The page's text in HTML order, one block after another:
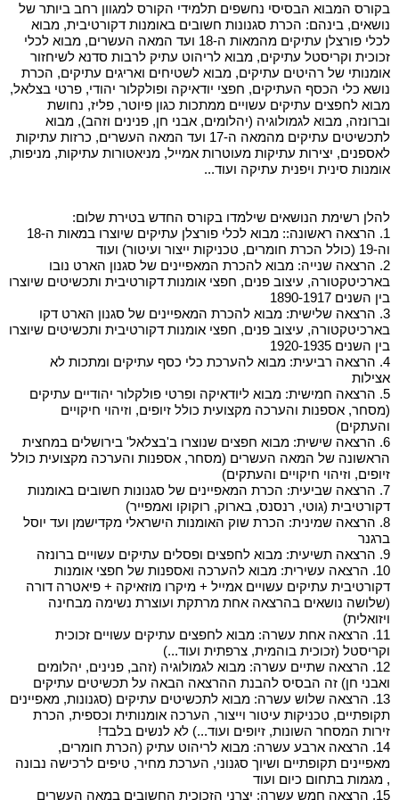
בקורס המבוא הבסיסי נחשפים תלמידי הקורס למגוון רחב ביותר של
נושאים, בינהם: הכרת סגנונות חשובים באומנות דקורטיבית, מבוא
לכלי פורצלן עתיקים מהמאות ה-18 ועד המאה העשרים, מבוא לכלי
זכוכית וקריסטל עתיקים, מבוא לריהוט עתיק לרבות סדנא לשיחזור
אומנותי של רהיטים עתיקים, מבוא לשטיחים ואריגים עתיקים, הכרת
נושא כלי הכסף העתיקים, חפצי יודאיקה ופולקלור יהודי, פרטי בצלאל,
מבוא לחפצים עתיקים עשויים ממתכות כגון פיוטר, פליז, נחושת
וברונזה, מבוא לגמולוגיה (יהלומים, אבני חן, פנינים וזהב), מבוא
לתכשיטים עתיקים מהמאה ה-17 ועד המאה העשרים, כרזות עתיקות
לאספנים, יצירות עתיקות מעוטרות אמייל, מניאטורות עתיקות, מניפות,
אומנות סינית ויפנית עתיקה ועוד...
להלן רשימת הנושאים שילמדו בקורס החדש בטירת שלום:
1. הרצאה ראשונה:: מבוא לכלי פורצלן עתיקים שיוצרו במאות ה-18
וה-19 (כולל הכרת חומרים, טכניקות ייצור ועיטור) ועוד
2. הרצאה שנייה: מבוא להכרת המאפיינים של סגנון הארט נובו
בארכיטקטורה, עיצוב פנים, חפצי אומנות דקורטיבית ותכשיטים שיוצרו
בין השנים 1890-1917
3. הרצאה שלישית: מבוא להכרת המאפיינים של סגנון הארט דקו
בארכיטקטורה, עיצוב פנים, חפצי אומנות דקורטיבית ותכשיטים שיוצרו
בין השנים 1920-1935
4. הרצאה רביעית: מבוא להערכת כלי כסף עתיקים ומתכות לא
אצילות
5. הרצאה חמישית: מבוא ליודאיקה ופרטי פולקלור יהודיים עתיקים
(מסחר, אספנות והערכה מקצועית כולל זיופים, וזיהוי חיקויים
והעתקים)
6. הרצאה שישית: מבוא חפצים שנוצרו ב'בצלאל' בירושלים במחצית
הראשונה של המאה העשרים (מסחר, אספנות והערכה מקצועית כולל
זיופים, וזיהוי חיקויים והעתקים)
7. הרצאה שביעית: הכרת המאפיינים של סגנונות חשובים באומנות
דקורטיבית (גוטי, רנסנס, בארוק, רוקוקו ואמפייר)
8. הרצאה שמינית: הכרת שוק האומנות הישראלי מקדישמן ועד יוסל
ברגנר
9. הרצאה תשיעית: מבוא לחפצים ופסלים עתיקים עשויים ברונזה
10. הרצאה עשירית: מבוא להערכה ואספנות של חפצי אומנות
דקורטיבית עתיקים עשויים אמייל + מיקרו מוזאיקה + פיאטרה דורה
(שלושה נושאים בהרצאה אחת מרתקת ועוצרת נשימה מבחינה
ויזואלית)
11. הרצאה אחת עשרה: מבוא לחפצים עתיקים עשויים זכוכית
וקריסטל (זכוכית בוהמית, צרפתית ועוד...)
12. הרצאה שתיים עשרה: מבוא לגמולוגיה (זהב, פנינים, יהלומים
ואבני חן) זה הבסיס להבנת ההרצאה הבאה על תכשיטים עתיקים
13. הרצאה שלוש עשרה: מבוא לתכשיטים עתיקים (סגנונות, מאפיינים
תקופתיים, טכניקות עיטור וייצור, הערכה אומנותית וכספית, הכרת
זירות המסחר השונות, זיופים ועוד...) לא לנשים בלבד!
14. הרצאה ארבע עשרה: מבוא לריהוט עתיק (הכרת חומרים,
מאפיינים תקופתיים ושיוך סגנוני, הערכת מחיר, טיפים לרכישה נבונה
, מגמות בתחום כיום ועוד
15. הרצאה חמש עשרה: יצרני הזכוכית החשובים במאה העשרים